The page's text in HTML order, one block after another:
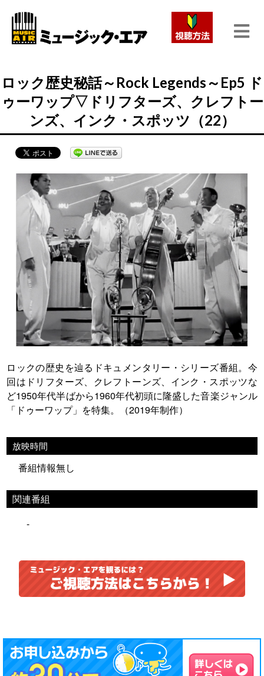
ロック歴史秘話～Rock Legends～Ep5 ド
ゥーワップ▽ドリフターズ、クレフトー
ンズ、インク・スポッツ（22）
ロックの歴史を辿るドキュメンタリー・シリーズ番組。今
回はドリフターズ、クレフトーンズ、インク・スポッツな
ど1950年代半ばから1960年代初頭に隆盛した音楽ジャンル
「ドゥーワップ」を特集。（2019年制作）
放映時間
番組情報無し
関連番組
-